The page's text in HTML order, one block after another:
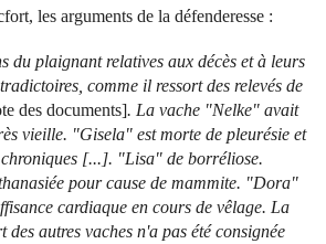
les arguments de la défenderesse :
du plaignant relatives aux décès et à leurs
comme il ressort des relevés de
des documents]. La vache "Nelke" avait
vieille. "Gisela" est morte de pleurésie et
[...]. "Lisa" de borréliose.
pour cause de mammite. "Dora"
cardiaque en cours de vêlage. La
des autres vaches n'a pas été consignée